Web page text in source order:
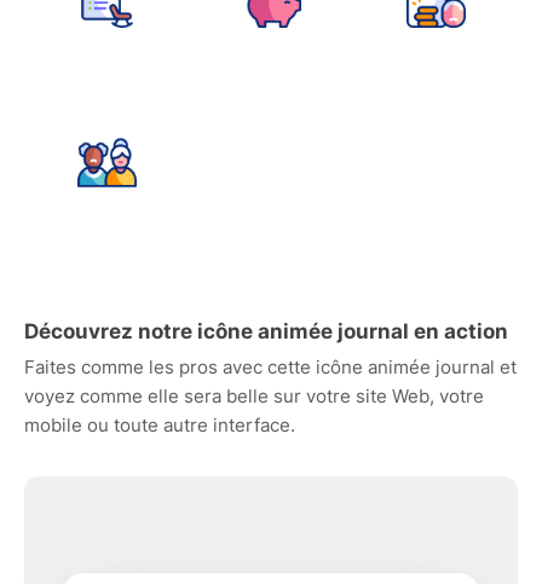
Découvrez notre icône animée journal en action
Faites comme les pros avec cette icône animée journal et
voyez comme elle sera belle sur votre site Web, votre
mobile ou toute autre interface.